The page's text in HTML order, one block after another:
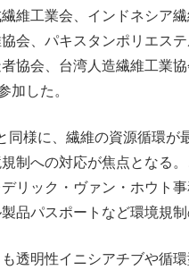
維工業会、インドネシア
会、パキスタンポリエス
協会、台湾人造繊維工業
加した。
様に、繊維の資源循環が
制への対応が焦点となる
デリック・ヴァン・ホウト
品パスポートなど環境規
透明性イニシアチブや循